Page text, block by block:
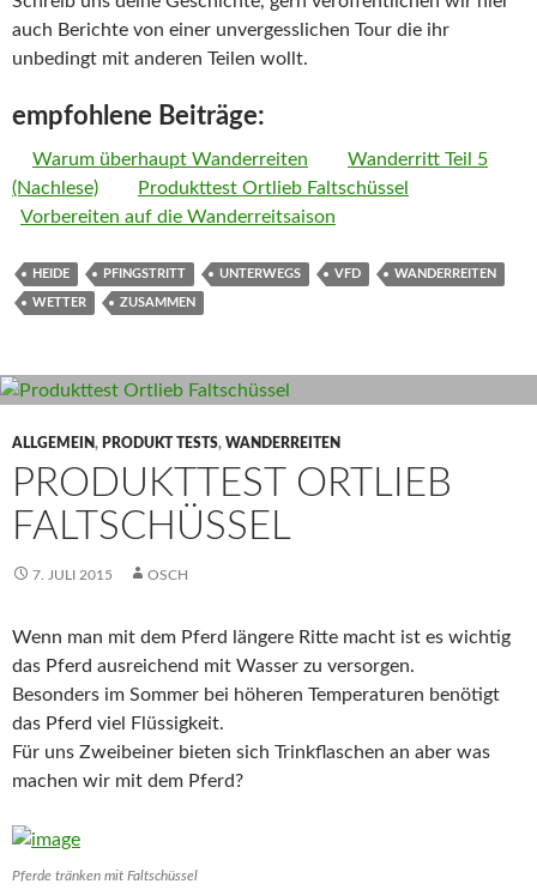
auch Berichte von einer unvergesslichen Tour die ihr
unbedingt mit anderen Teilen wollt.
empfohlene Beiträge:
Warum überhaupt Wanderreiten
Wanderritt Teil 5
(Nachlese)
Produkttest Ortlieb Faltschüssel
Vorbereiten auf die Wanderreitsaison
HEIDE PFINGSTRITT UNTERWEGS VFD WANDERREITEN
WETTER ZUSAMMEN
ALLGEMEIN, PRODUKT TESTS, WANDERREITEN
PRODUKTTEST ORTLIEB
FALTSCHÜSSEL
7. JULI 2015 OSCH
Wenn man mit dem Pferd längere Ritte macht ist es wichtig
das Pferd ausreichend mit Wasser zu versorgen.
Besonders im Sommer bei höheren Temperaturen benötigt
das Pferd viel Flüssigkeit.
Für uns Zweibeiner bieten sich Trinkflaschen an aber was
machen wir mit dem Pferd?
Pferde tränken mit Faltschüssel